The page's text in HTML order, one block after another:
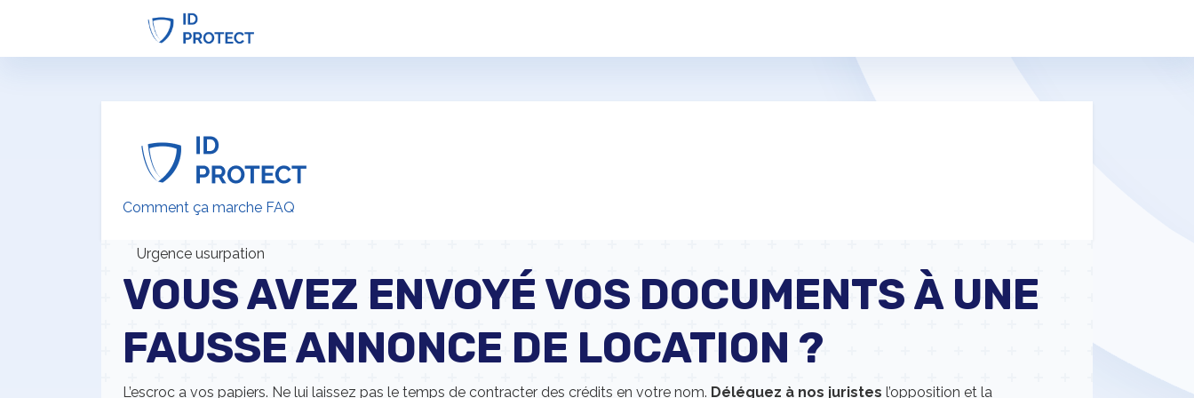
Comment ça marche FAQ
Urgence usurpation
VOUS AVEZ ENVOYÉ VOS DOCUMENTS À UNE
FAUSSE ANNONCE DE LOCATION ?
L’escroc a vos papiers. Ne lui laissez pas le temps de contracter des crédits en votre nom. Déléguez à nos juristes l’opposition et la